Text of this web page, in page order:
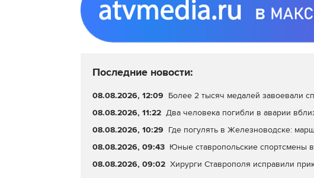
Последние новости:
08.08.2026, 12:09 Более 2 тысяч медалей завоевали
08.08.2026, 11:22 Два человека погибли в аварии
08.08.2026, 10:29 Где погулять в Железноводске:
08.08.2026, 09:43 Юные ставропольские спортсмены
08.08.2026, 09:02 Хирурги Ставрополя исправили